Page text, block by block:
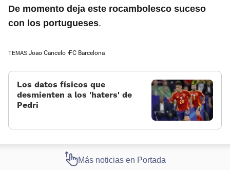
De momento deja este rocambolesco suceso
con los portugueses.
TEMAS:Joao Cancelo FC Barcelona
Los datos físicos que
desmienten a los 'haters' de
Pedri
Más noticias en Portada